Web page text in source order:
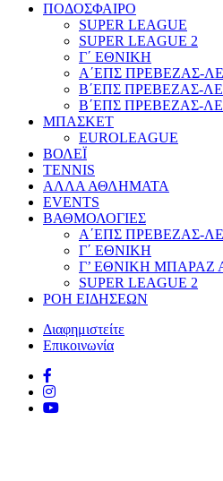
ΠΟΔΟΣΦΑΙΡΟ
SUPER LEAGUE
SUPER LEAGUE 2
Γ΄ ΕΘΝΙΚΗ
Α΄ΕΠΣ ΠΡΕΒΕΖΑΣ-
Β΄ΕΠΣ ΠΡΕΒΕΖΑΣ-
Β΄ΕΠΣ ΠΡΕΒΕΖΑΣ-
ΜΠΑΣΚΕΤ
EUROLEAGUE
ΒΟΛΕΪ
TENNIS
ΑΛΛΑ ΑΘΛΗΜΑΤΑ
EVENTS
ΒΑΘΜΟΛΟΓΙΕΣ
Α΄ΕΠΣ ΠΡΕΒΕΖΑΣ-
Γ΄ ΕΘΝΙΚΗ
Γ’ ΕΘΝΙΚΗ ΜΠΑΡΑΖ
SUPER LEAGUE 2
ΡΟΗ ΕΙΔΗΣΕΩΝ
Διαφημιστείτε
Επικοινωνία